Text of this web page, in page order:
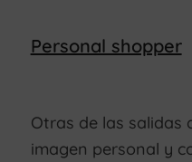
Personal shopper
Otras de las salidas
imagen personal y